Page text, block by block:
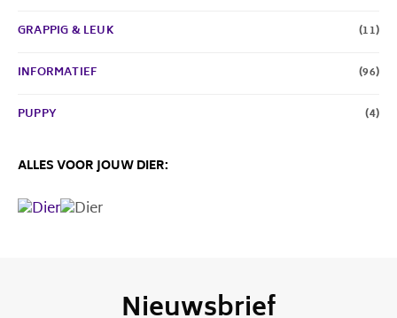
GRAPPIG & LEUK (11)
INFORMATIEF (96)
PUPPY (4)
ALLES VOOR JOUW DIER:
Nieuwsbrief